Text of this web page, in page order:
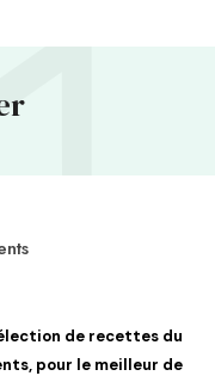
de recettes du
pour le meilleur de